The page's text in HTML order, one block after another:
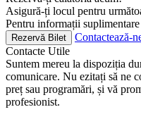
Asigură-ți locul pentru
Pentru informații
Rezervă Bilet
Contactează-
Contacte Utile
Suntem mereu la dispoziția
comunicare. Nu ezitați să ne
preț sau programări, și vă
profesionist.